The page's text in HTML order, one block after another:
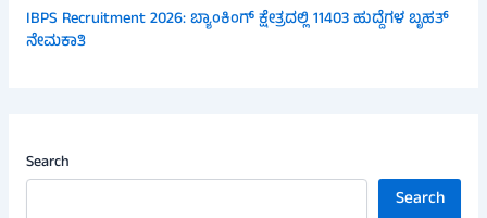
IBPS Recruitment 2026: ಬ್ಯಾಂಕಿಂಗ್ ಕ್ಷೇತ್ರದಲ್ಲಿ 11403 ಹುದ್ದೆಗಳ ಬೃಹತ್
ನೇಮಕಾತಿ
Search
Search